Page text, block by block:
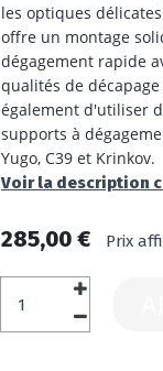
les optiques
offre un montage
dégagement rapide
qualités de
également d'utiliser
supports à
Yugo, C39 et Krinkov.
Voir la description
285,00 € Prix